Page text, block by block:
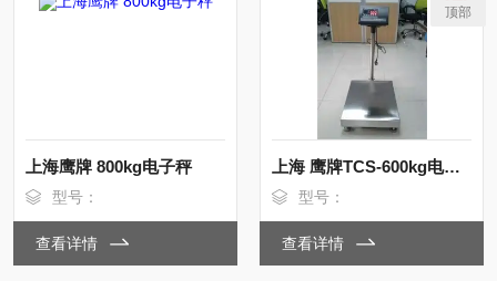
上海鹰牌 800kg电子秤
型号：
查看详情
上海 鹰牌TCS-600kg电子台秤
型号：
查看详情
顶部